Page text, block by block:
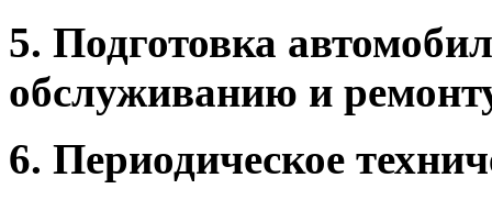
5. Подготовка
обслуживанию и
6. Периодическое